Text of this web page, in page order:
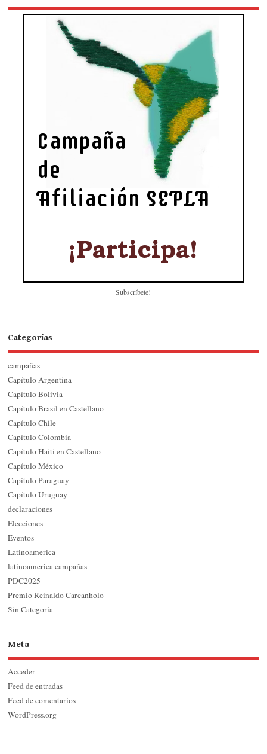
Subscríbete!
Categorías
campañas
Capítulo Argentina
Capítulo Bolivia
Capítulo Brasil en Castellano
Capítulo Chile
Capítulo Colombia
Capítulo Haiti en Castellano
Capítulo México
Capítulo Paraguay
Capítulo Uruguay
declaraciones
Elecciones
Eventos
Latinoamerica
latinoamerica campañas
PDC2025
Premio Reinaldo Carcanholo
Sin Categoría
Meta
Acceder
Feed de entradas
Feed de comentarios
WordPress.org